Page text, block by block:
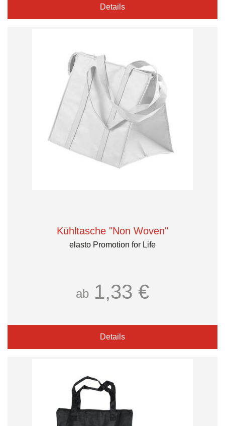
Details
Kühltasche "Non Woven"
elasto Promotion for Life
ab 1,33 €
Details